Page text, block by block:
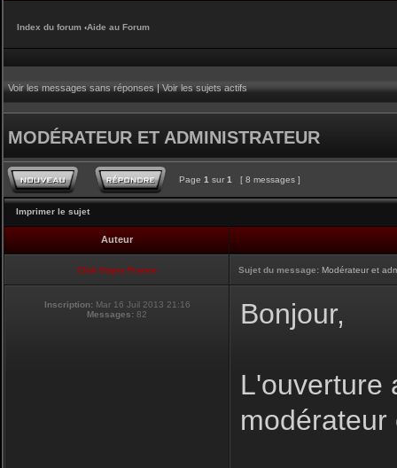
Index du forum ‹Aide au Forum
Voir les messages sans réponses|Voir les sujets actifs
MODÉRATEUR ET ADMINISTRATEUR
Page 1 sur 1 [ 8 messages ]
Imprimer le sujet
Auteur
Club Supra France Sujet du message: Modérateur et
Inscription: Mar 16 Juil 2013 21:16
Messages: 82 Bonjour,
L'ouverture
modérateur